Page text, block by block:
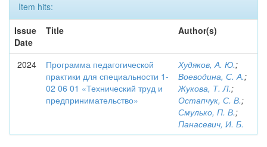
Item hits:
Issue
Date
Title Author(s)
2024
Программа педагогической
практики для специальности 1-
02 06 01 «Технический труд и
предпринимательство»
Худяков, А. Ю.;
Воеводина, С. А.;
Жукова, Т. Л.;
Остапчук, С. В.;
Смулько, П. В.;
Панасевич, И. Б.